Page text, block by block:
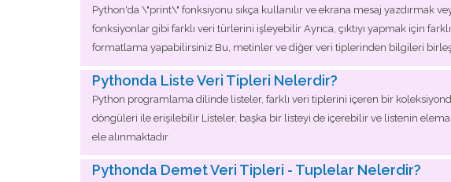
Python'da \"print\" fonksiyonu sıkça kullanılır ve ekrana mesaj yazdırmak
fonksiyonlar gibi farklı veri türlerini işleyebilir Ayrıca, çıktıyı yapmak için
formatlama yapabilirsiniz Bu, metinler ve diğer veri tiplerinden bilgileri
Pythonda Liste Veri Tipleri Nelerdir?
Python programlama dilinde listeler, farklı veri tiplerini içeren bir
döngüleri ile erişilebilir Listeler, başka bir listeyi de içerebilir ve listenin
ele alınmaktadır
Pythonda Demet Veri Tipleri - Tuplelar Nelerdir?